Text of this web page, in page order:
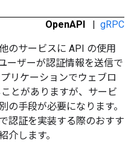
OpenAPI | gRPC
のサービスに API の使用
ーザーが認証情報を送信で
リケーションでウェブロ
とがありますが、サービ
の手段が必要になります。
認証を実装する際のおすす
介します。